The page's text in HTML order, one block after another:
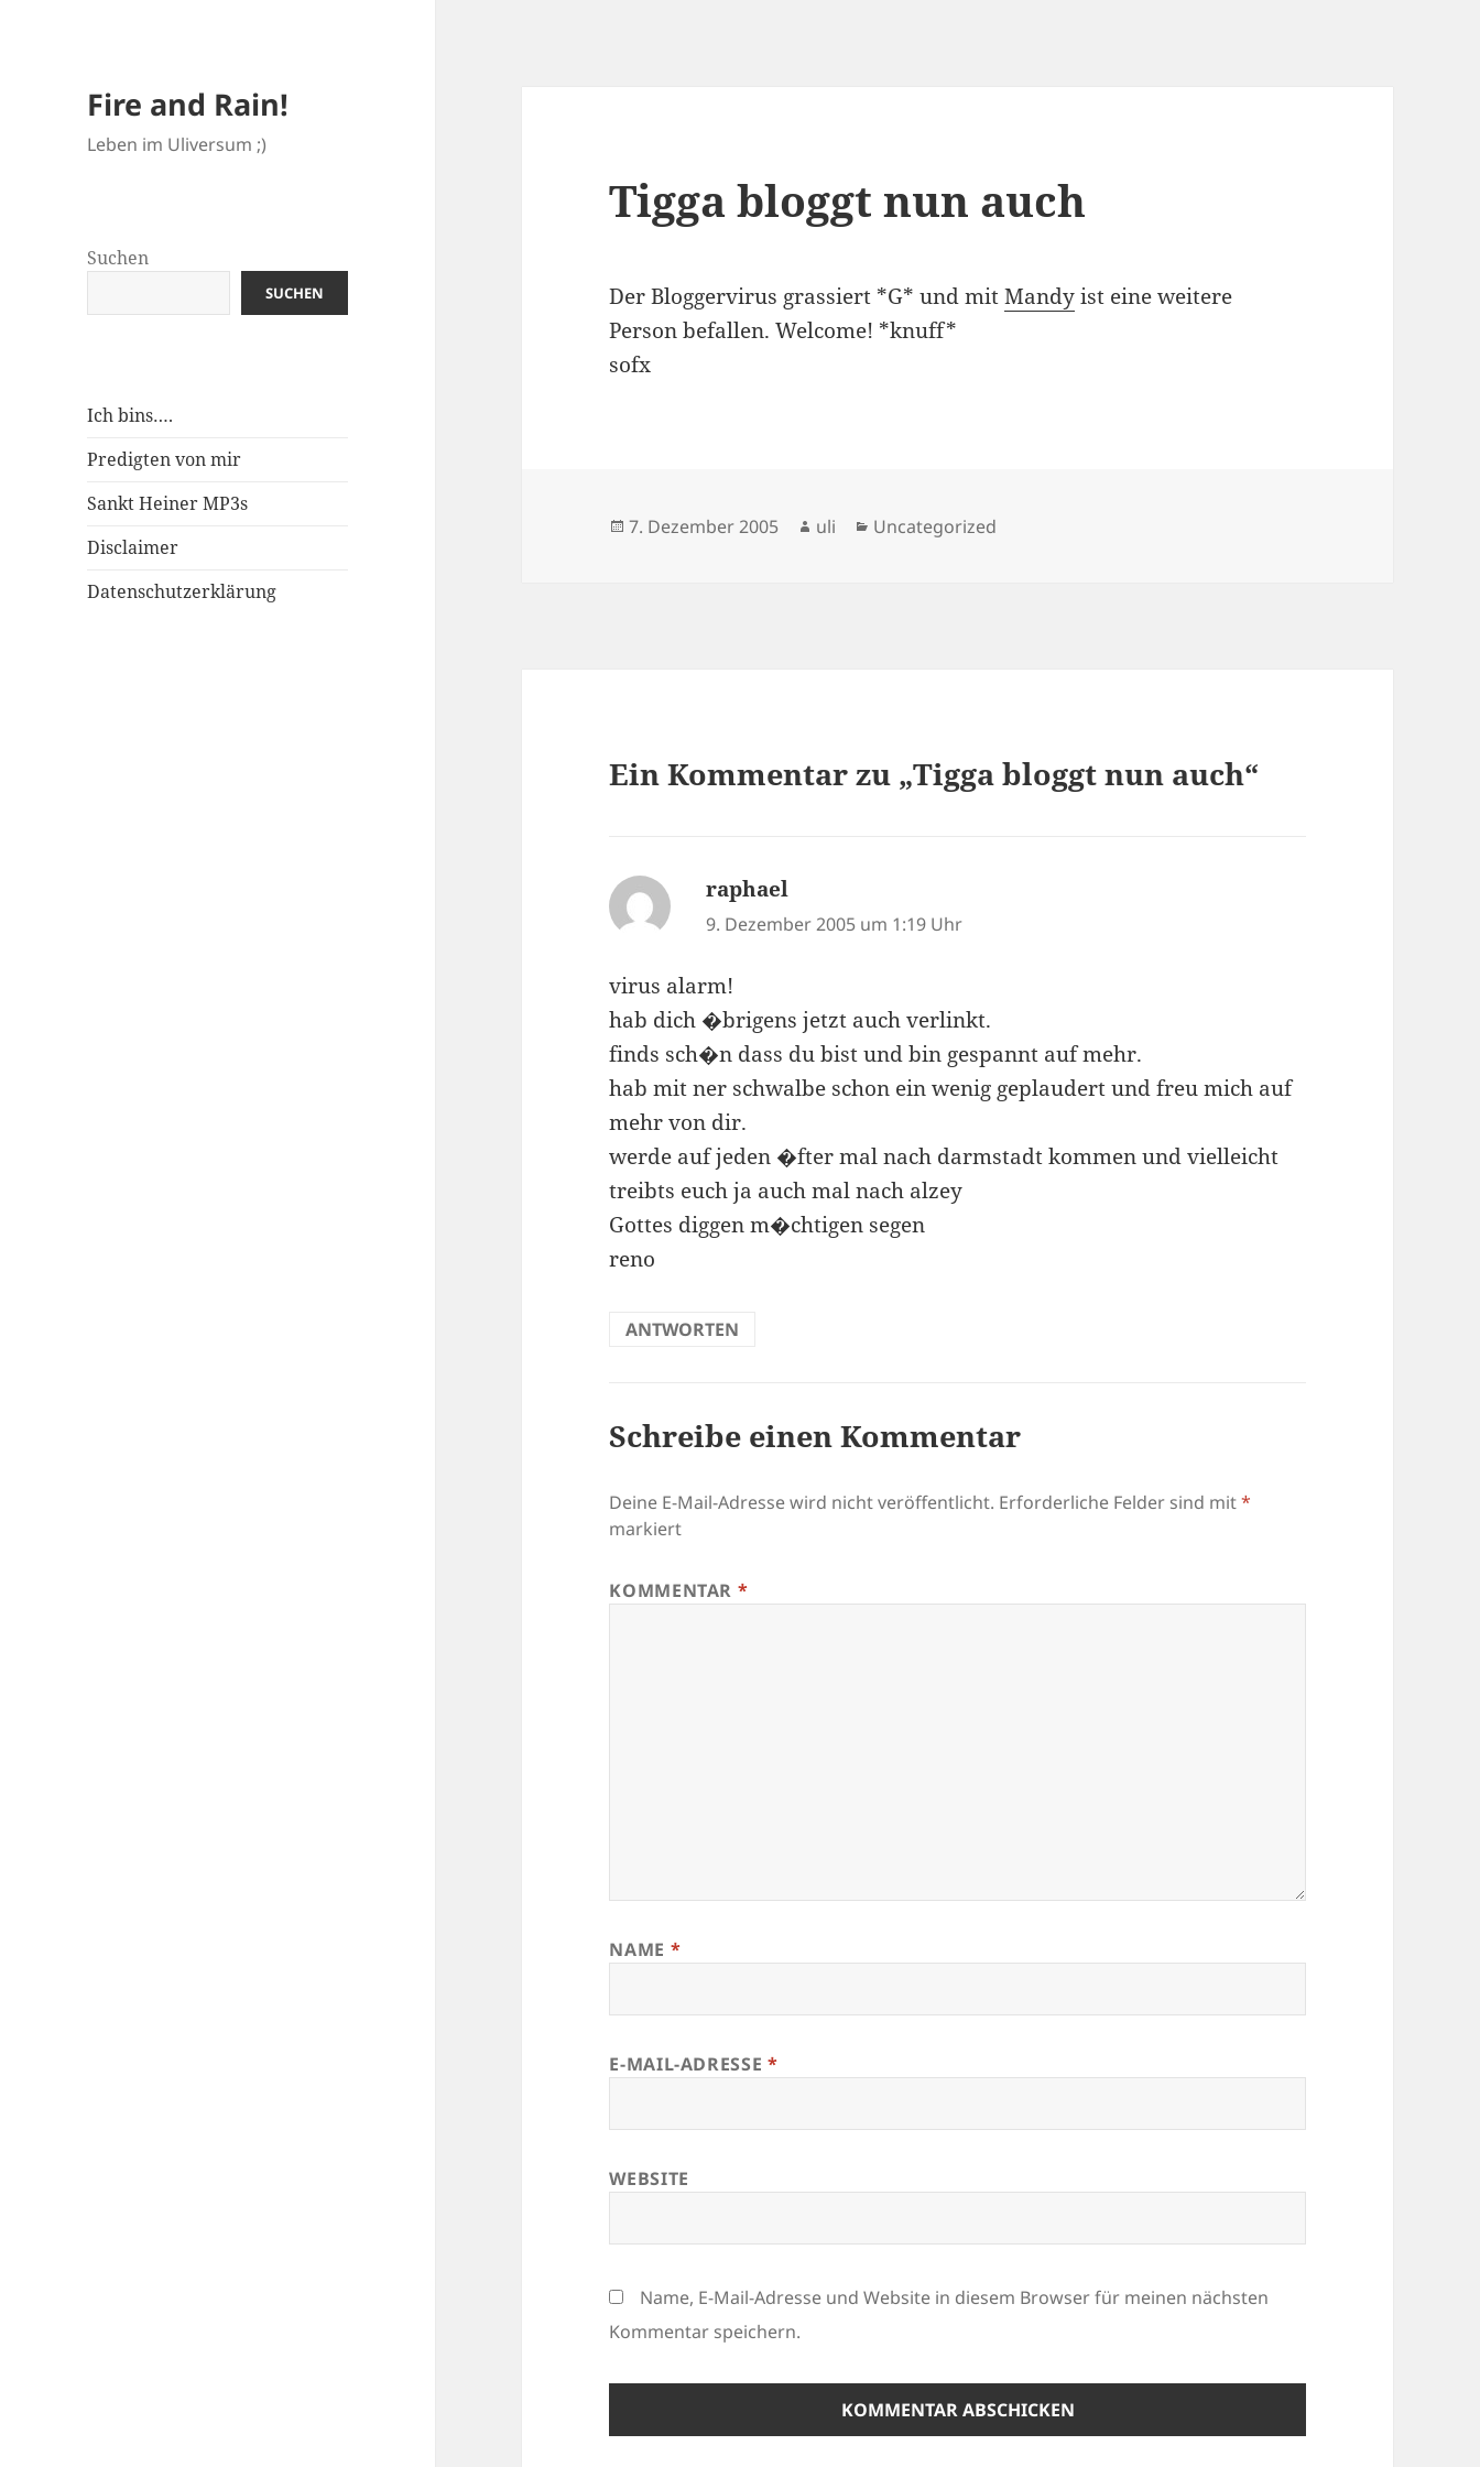
Fire and Rain!
Leben im Uliversum ;)
Suchen
SUCHEN
Ich bins….
Predigten von mir
Sankt Heiner MP3s
Disclaimer
Datenschutzerklärung
Tigga bloggt nun auch
Der Bloggervirus grassiert *G* und mitMandyist eine weitere
Person befallen. Welcome! *knuff*
sofx
Veröffentlicht
7. Dezember 2005 Autor
uli Kategorien
Uncategorized
Ein Kommentar zu „Tigga bloggt nun auch“
raphael
9. Dezember 2005 um 1:19 Uhr
virus alarm!
hab dich �brigens jetzt auch verlinkt.
finds sch�n dass du bist und bin gespannt auf mehr.
hab mit ner schwalbe schon ein wenig geplaudert und freu mich auf
mehr von dir.
werde auf jeden �fter mal nach darmstadt kommen und vielleicht
treibts euch ja auch mal nach alzey
Gottes diggen m�chtigen segen
reno
ANTWORTEN
Schreibe einen Kommentar
Deine E-Mail-Adresse wird nicht veröffentlicht. Erforderliche Felder sind mit*
markiert
KOMMENTAR *
NAME *
E-MAIL-ADRESSE *
WEBSITE
Name, E-Mail-Adresse und Website in diesem Browser für meinen nächsten
Kommentar speichern.